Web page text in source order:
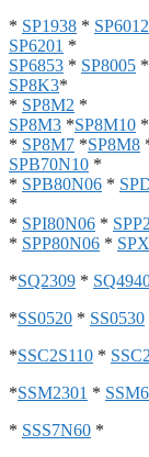
* SP1938 * SP6012
SP6201 *
SP6853 * SP8005 *
SP8K3*
* SP8M2 *
SP8M3 *SP8M10 *
* SP8M7 *SP8M8
SPB70N10 *
* SPB80N06 *
*
* SPI80N06 *
* SPP80N06 *
*SQ2309 *
*SS0520 * SS0530
*SSC2S110 *
*SSM2301 *
* SSS7N60 *